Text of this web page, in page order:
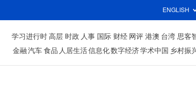
ENGLISH
学习进行时 高层 时政 人事 国际 财经 网评 港澳 台湾 思客
金融 汽车 食品 人居生活信息化数字经济学术中国 乡村振